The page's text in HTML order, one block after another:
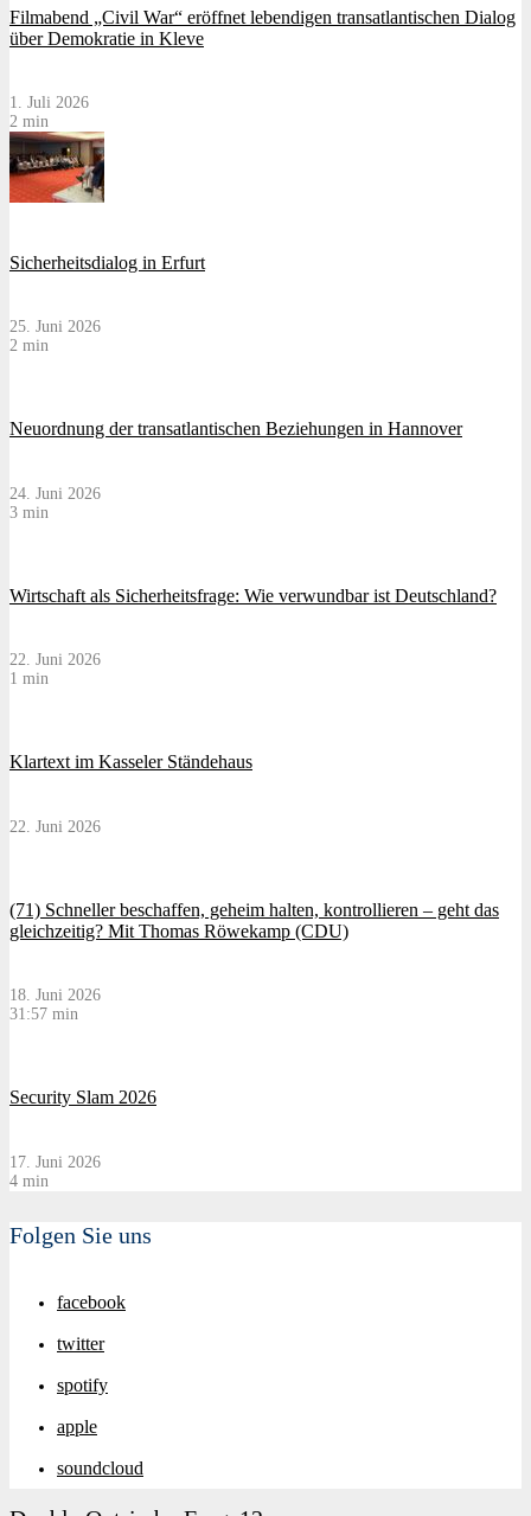
Filmabend „Civil War“ eröffnet lebendigen transatlantischen Dialog
über Demokratie in Kleve
1. Juli 2026
2 min
Sicherheitsdialog in Erfurt
25. Juni 2026
2 min
Neuordnung der transatlantischen Beziehungen in Hannover
24. Juni 2026
3 min
Wirtschaft als Sicherheitsfrage: Wie verwundbar ist Deutschland?
22. Juni 2026
1 min
Klartext im Kasseler Ständehaus
22. Juni 2026
(71) Schneller beschaffen, geheim halten, kontrollieren – geht das
gleichzeitig? Mit Thomas Röwekamp (CDU)
18. Juni 2026
31:57 min
Security Slam 2026
17. Juni 2026
4 min
Folgen Sie uns
facebook
twitter
spotify
apple
soundcloud